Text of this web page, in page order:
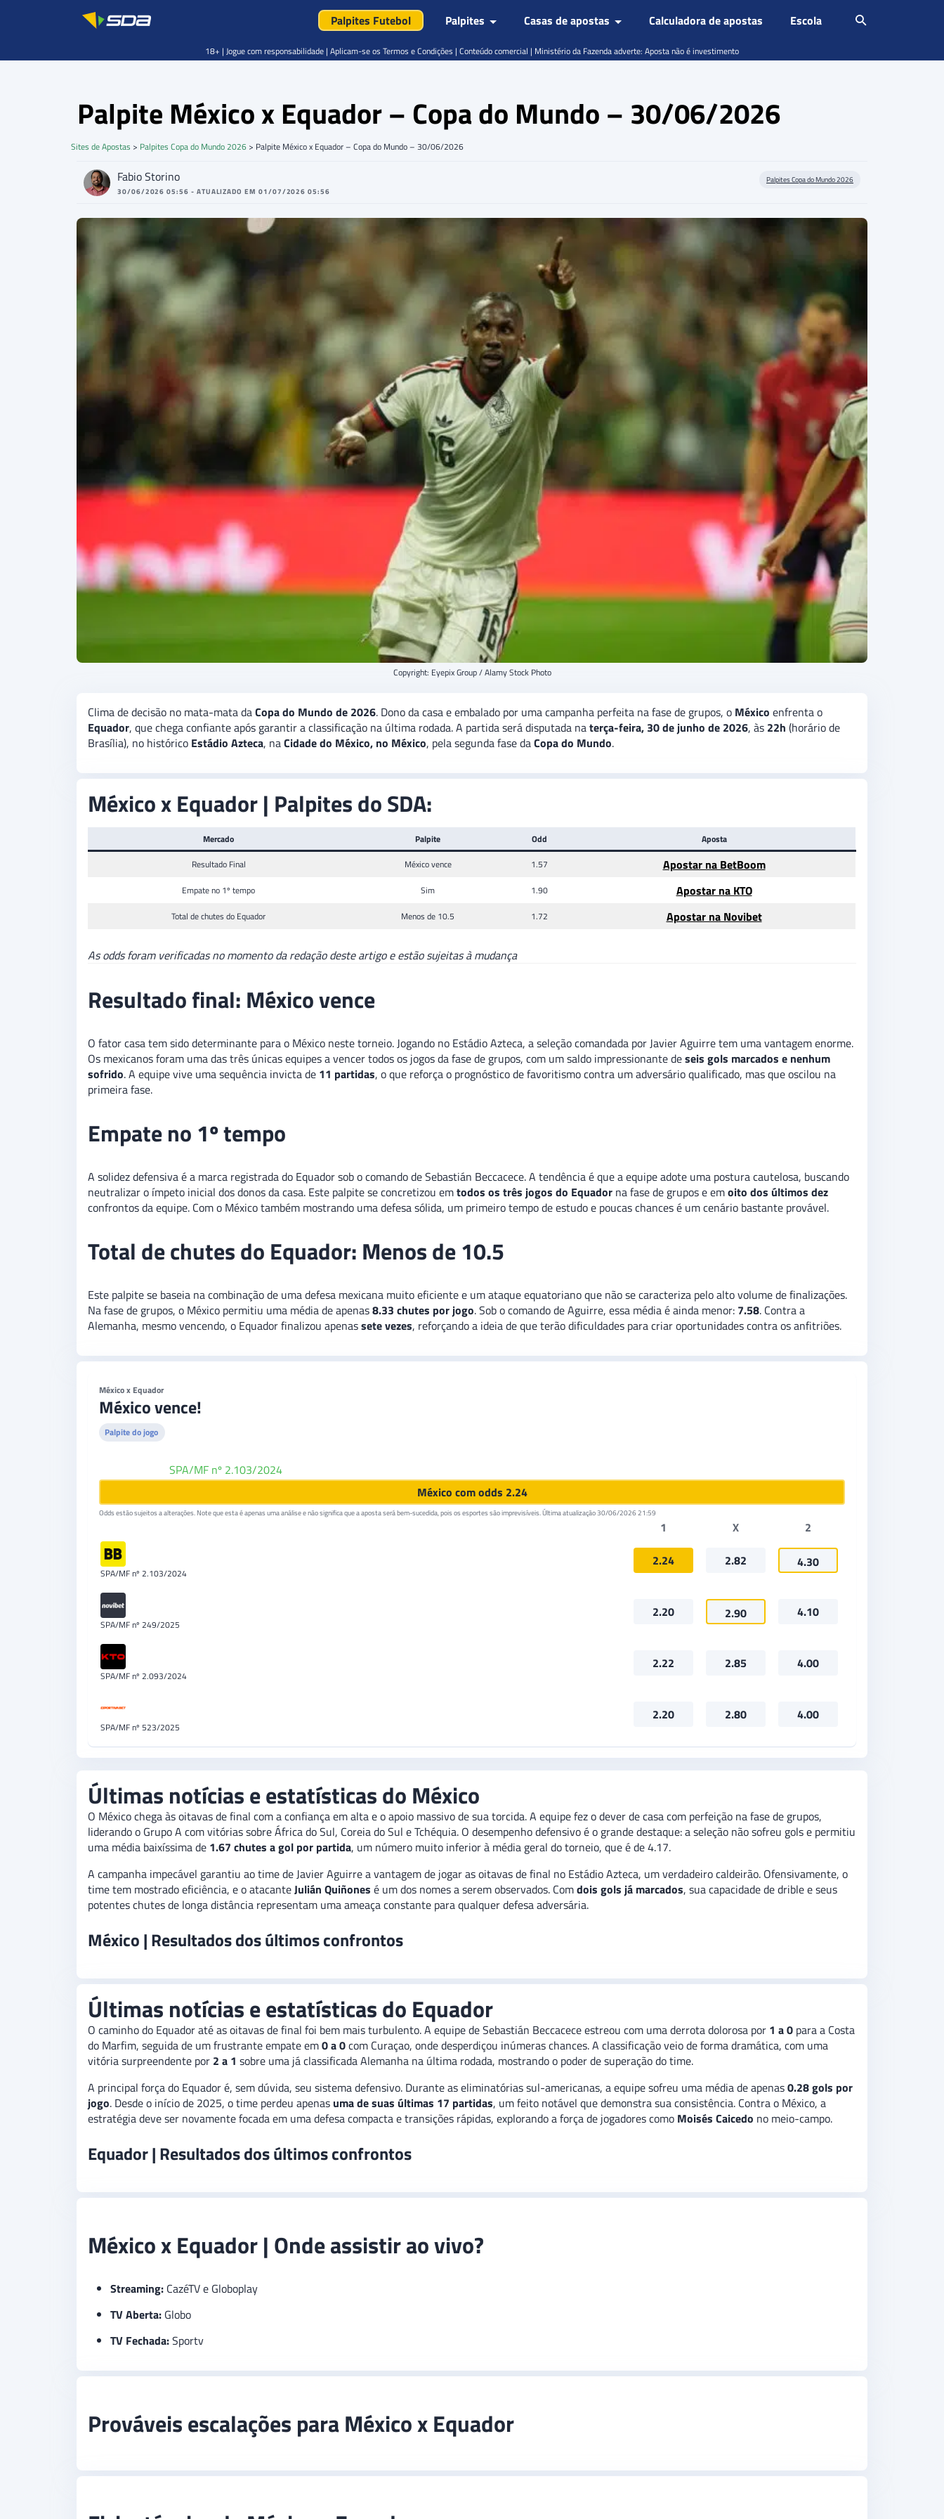
Palpites Futebol Palpites Casas de apostas Calculadora de apostas Escola
Palpite México x Equador – Copa do Mundo – 30/06/2026
Sites de Apostas > Palpites Copa do Mundo 2026 > Palpite México x Equador – Copa do Mundo – 30/06/2026
Fabio Storino
30/06/2026 05:56 - ATUALIZADO EM 01/07/2026 05:56
Palpites Copa do Mundo 2026
Copyright: Eyepix Group / Alamy Stock Photo
Clima de decisão no mata-mata daCopa do Mundo de 2026. Dono da casa e embalado por uma campanha perfeita na fase de grupos, o México enfrenta o
Equador, que chega confiante após garantir a classificação na última rodada. A partida será disputada naterça-feira, 30 de junho de 2026, às 22h (horário de
Brasília), no histórico Estádio Azteca, naCidade do México, no México, pela segunda fase daCopa do Mundo.
México x Equador | Palpites do SDA:
Mercado Palpite Odd
Aposta
Resultado Final
México vence 1.57 Apostar na BetBoom
Empate no 1º tempo Sim 1.90 Apostar na KTO
Total de chutes do Equador Menos de 10.5 1.72 Apostar na Novibet
As odds foram verificadas no momento da redação deste artigo e estão sujeitas à mudança
Resultado final: México vence
O fator casa tem sido determinante para o México neste torneio. Jogando no Estádio Azteca, a seleção comandada por Javier Aguirre tem uma vantagem enorme.
Os mexicanos foram uma das três únicas equipes a vencer todos os jogos da fase de grupos, com um saldo impressionante deseis gols marcados e nenhum
sofrido. A equipe vive uma sequência invicta de 11 partidas, o que reforça o prognóstico de favoritismo contra um adversário qualificado, mas que oscilou na
primeira fase.
Empate no 1º tempo
A solidez defensiva é a marca registrada do Equador sob o comando de Sebastián Beccacece. A tendência é que a equipe adote uma postura cautelosa, buscando
neutralizar o ímpeto inicial dos donos da casa. Este palpite se concretizou emtodos os três jogos do Equador na fase de grupos e emoito dos últimos dez
confrontos da equipe. Com o México também mostrando uma defesa sólida, um primeiro tempo de estudo e poucas chances é um cenário bastante provável.
Total de chutes do Equador: Menos de 10.5
Este palpite se baseia na combinação de uma defesa mexicana muito eficiente e um ataque equatoriano que não se caracteriza pelo alto volume de finalizações.
Na fase de grupos, o México permitiu uma média de apenas8.33 chutes por jogo. Sob o comando de Aguirre, essa média é ainda menor: 7.58. Contra a
Alemanha, mesmo vencendo, o Equador finalizou apenassete vezes, reforçando a ideia de que terão dificuldades para criar oportunidades contra os anfitriões.
México x Equador
México vence!
Palpite do jogo
SPA/MF nº 2.103/2024
México com odds 2.24
Odds estão sujeitos a alterações. Note que esta é apenas uma análise e não significa que a aposta será bem-sucedida, pois os esportes são imprevisíveis. Última atualização30/06/2026 21:59
1 X 2
SPA/MF nº 2.103/2024
2.24 2.82 4.30
SPA/MF nº 249/2025
2.20 2.90 4.10
SPA/MF nº 2.093/2024
2.22 2.85 4.00
SPA/MF nº 523/2025
2.20 2.80 4.00
Últimas notícias e estatísticas do México
O México chega às oitavas de final com a confiança em alta e o apoio massivo de sua torcida. A equipe fez o dever de casa com perfeição na fase de grupos,
liderando o Grupo A com vitórias sobre África do Sul, Coreia do Sul e Tchéquia. O desempenho defensivo é o grande destaque: a seleção não sofreu gols e permitiu
uma média baixíssima de 1.67 chutes a gol por partida, um número muito inferior à média geral do torneio, que é de 4.17.
A campanha impecável garantiu ao time de Javier Aguirre a vantagem de jogar as oitavas de final no Estádio Azteca, um verdadeiro caldeirão. Ofensivamente, o
time tem mostrado eficiência, e o atacanteJulián Quiñones é um dos nomes a serem observados. Comdois gols já marcados, sua capacidade de drible e seus
potentes chutes de longa distância representam uma ameaça constante para qualquer defesa adversária.
México | Resultados dos últimos confrontos
Últimas notícias e estatísticas do Equador
O caminho do Equador até as oitavas de final foi bem mais turbulento. A equipe de Sebastián Beccacece estreou com uma derrota dolorosa por 1 a 0 para a Costa
do Marfim, seguida de um frustrante empate em0 a 0com Curaçao, onde desperdiçou inúmeras chances. A classificação veio de forma dramática, com uma
vitória surpreendente por 2 a 1 sobre uma já classificada Alemanha na última rodada, mostrando o poder de superação do time.
A principal força do Equador é, sem dúvida, seu sistema defensivo. Durante as eliminatórias sul-americanas, a equipe sofreu uma média de apenas0.28 gols por
jogo. Desde o início de 2025, o time perdeu apenas uma de suas últimas 17 partidas, um feito notável que demonstra sua consistência. Contra o México, a
estratégia deve ser novamente focada em uma defesa compacta e transições rápidas, explorando a força de jogadores como Moisés Caicedo no meio-campo.
Equador | Resultados dos últimos confrontos
México x Equador | Onde assistir ao vivo?
Streaming: CazéTV e Globoplay
TV Aberta: Globo
TV Fechada:Sportv
Prováveis escalações para México x Equador
18+ | Jogue com responsabilidade | Aplicam-se os Termos e Condições | Conteúdo comercial | Ministério da Fazenda adverte: Aposta não é investimento